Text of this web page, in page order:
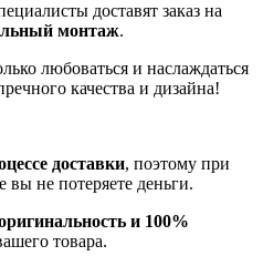
доставят заказ на
монтаж.
любоваться и наслаждаться
качества и дизайна!
доставки, поэтому при
не потеряете деньги.
и 100%
товара.